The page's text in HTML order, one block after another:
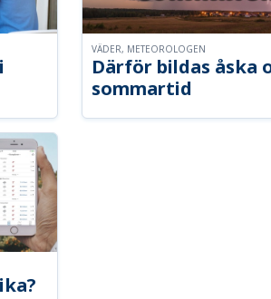
Därför bildas åska
sommartid
VÄDER, METEOROLOGEN